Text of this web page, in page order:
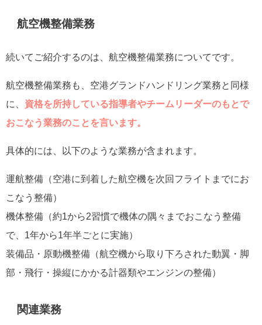
航空機整備業務
続いてご紹介するのは、航空機整備業務についてです。
航空機整備業務も、空港グランドハンドリング業務と同様
に、 資格を所持している指導者やチームリーダーのもとで
おこなう業務のことを言います。
具体的には、以下のような業務が含まれます。
運航整備（空港に到着した航空機を次回フライトまでにお
こなう整備）
機体整備（約1から2習慣で機体の隅々までおこなう整備
で、1年から1年半ごとに実施）
装備品・原動機整備（航空機から取り下ろされた動翼・脚
部・飛行・操縦にかかる計器類やエンジンの整備）
関連業務